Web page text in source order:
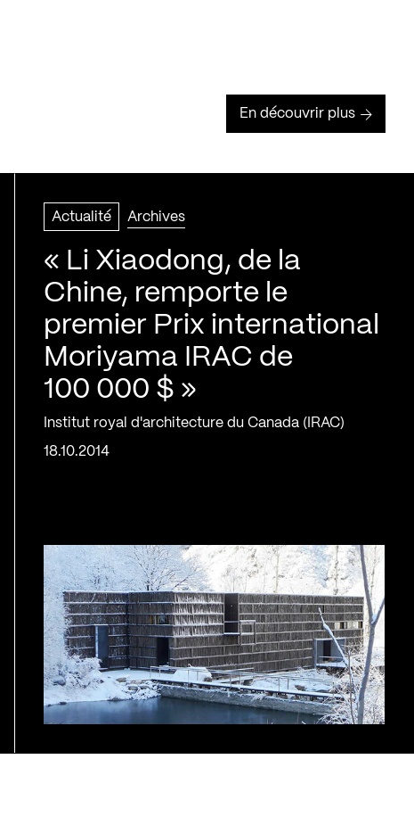
En découvrir plus
Actualité Archives
« Li Xiaodong, de la
Chine, remporte le
premier Prix international
Moriyama IRAC de
100 000 $ »
Institut royal d'architecture du Canada (IRAC)
18.10.2014